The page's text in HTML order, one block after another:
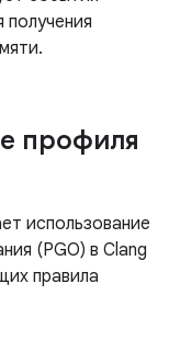
профиля
использование
(PGO) в Clang
правила